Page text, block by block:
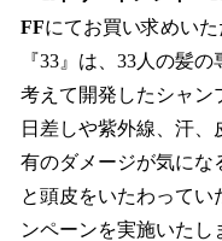
FFにてお買い求めいた
『33』は、33人の髪
考えて開発したシャン
日差しや紫外線、汗
有のダメージが気にな
と頭皮をいたわってい
ンペーンを実施いたし